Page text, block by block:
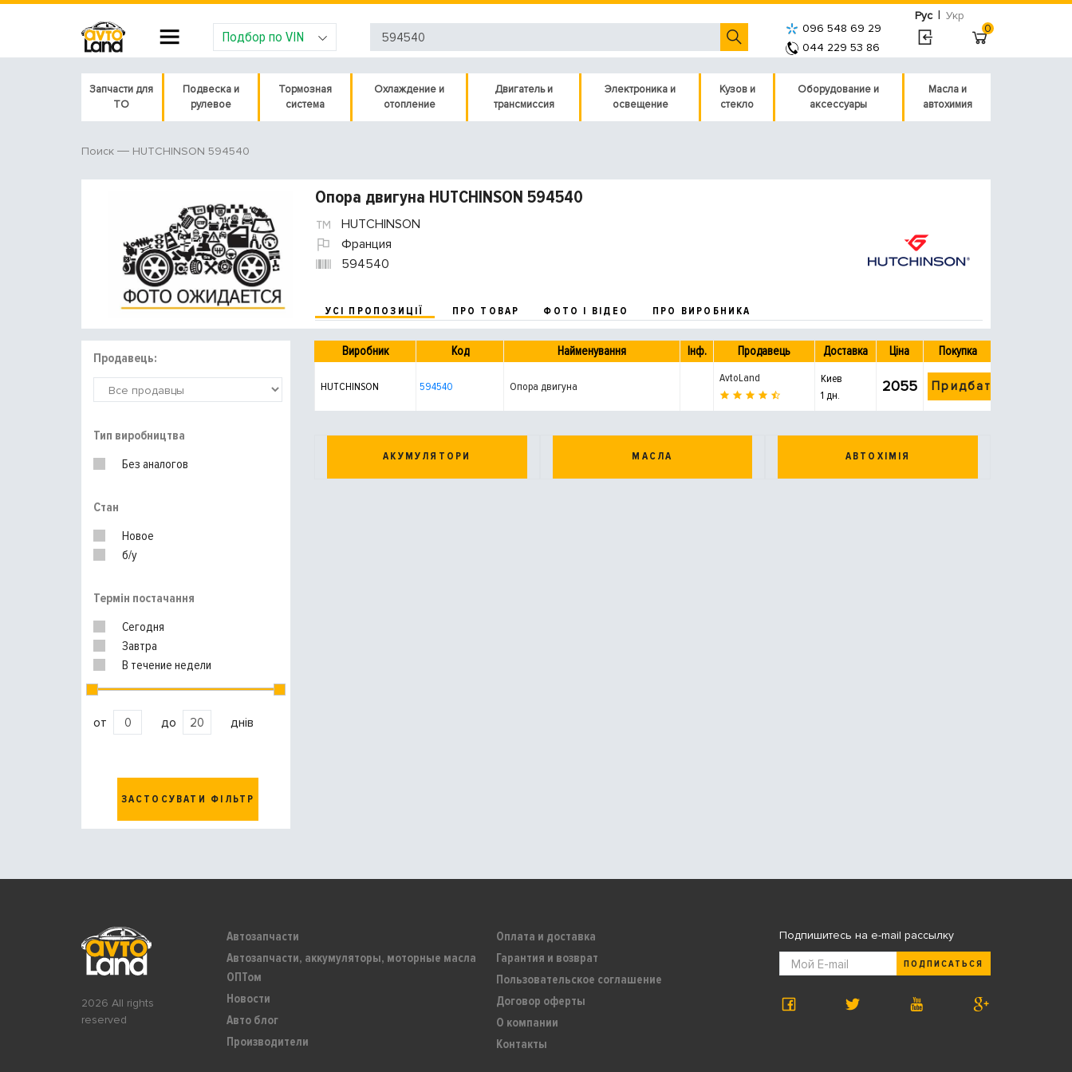
Рус | Укр
Подбор по VIN
096 548 69 29
044 229 53 86
0
Запчасти для
ТО
Подвеска и
рулевое
Тормозная
система
Охлаждение и
отопление
Двигатель и
трансмиссия
Электроника и
освещение
Кузов и
стекло
Оборудование и
аксессуары
Масла и
автохимия
Поиск HUTCHINSON 594540
Опора двигуна HUTCHINSON 594540
HUTCHINSON
Франция
594540
УСІ ПРОПОЗИЦІЇ ПРО ТОВАР ФОТО І ВІДЕО ПРО ВИРОБНИКА
Продавець:
Тип виробництва
Без аналогов
Стан
Новое
б/у
Термін постачання
Сегодня
Завтра
В течение недели
от до днів
ЗАСТОСУВАТИ ФІЛЬТР
Виробник Код Найменування Інф. Продавець Доставка Ціна Покупка
HUTCHINSON 594540 Опора двигуна
AvtoLand
Киев
1 дн.
2055 Придбати
АКУМУЛЯТОРИ МАСЛА АВТОХІМІЯ
2026 All rights
reserved
Автозапчасти
Автозапчасти, аккумуляторы, моторные масла
ОПТом
Новости
Авто блог
Производители
Оплата и доставка
Гарантия и возврат
Пользовательское соглашение
Договор оферты
О компании
Контакты
Подпишитесь на e-mail рассылку
ПОДПИСАТЬСЯ